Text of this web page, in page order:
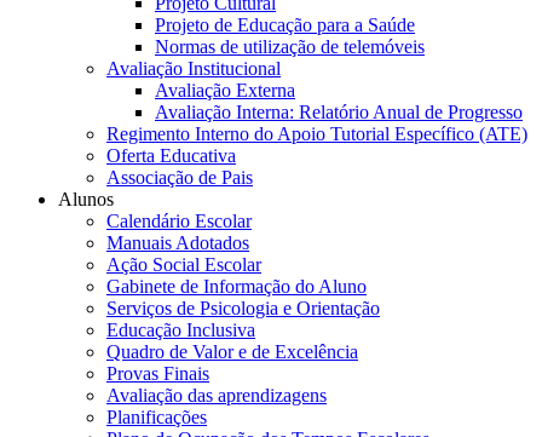
Projeto de Educação para a Saúde
Normas de utilização de telemóveis
Avaliação Institucional
Avaliação Externa
Avaliação Interna: Relatório Anual de Progresso
Regimento Interno do Apoio Tutorial Específico (ATE)
Oferta Educativa
Associação de Pais
Alunos
Calendário Escolar
Manuais Adotados
Ação Social Escolar
Gabinete de Informação do Aluno
Serviços de Psicologia e Orientação
Educação Inclusiva
Quadro de Valor e de Excelência
Provas Finais
Avaliação das aprendizagens
Planificações